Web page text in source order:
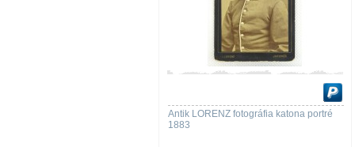
Antik LORENZ fotográfia katona portré
1883